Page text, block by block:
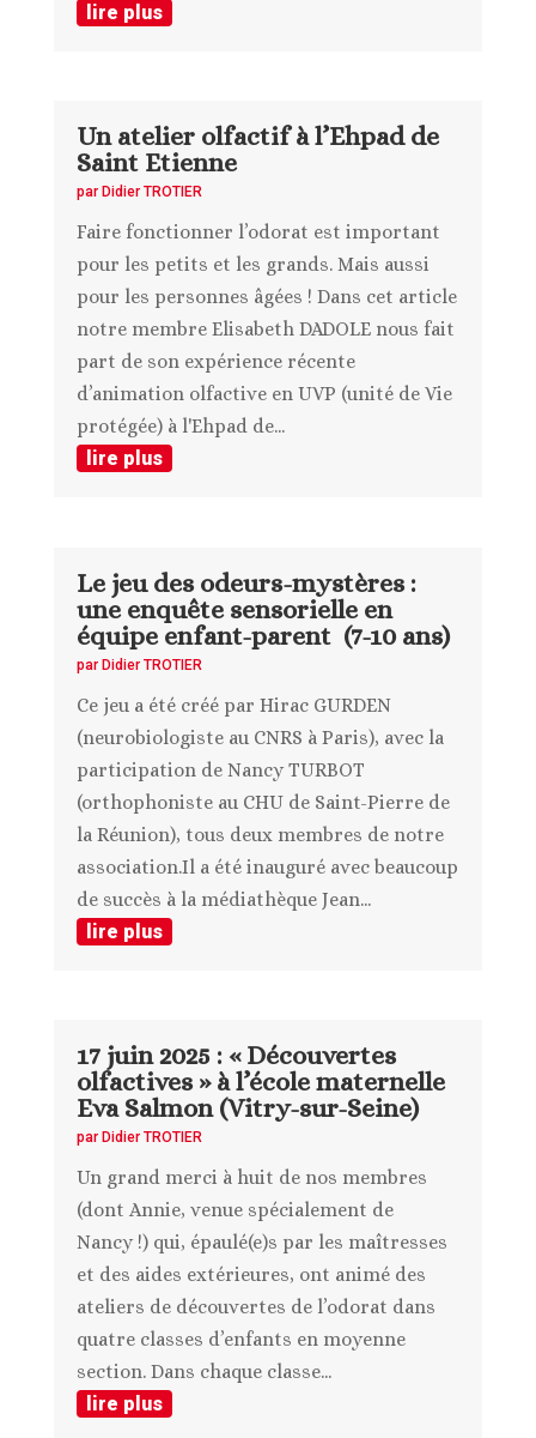
lire plus
Un atelier olfactif à l’Ehpad de
Saint Etienne
par Didier TROTIER
Faire fonctionner l’odorat est important
pour les petits et les grands. Mais aussi
pour les personnes âgées ! Dans cet article
notre membre Elisabeth DADOLE nous fait
part de son expérience récente
d’animation olfactive en UVP (unité de Vie
protégée) à l'Ehpad de...
lire plus
Le jeu des odeurs-mystères :
une enquête sensorielle en
équipe enfant-parent (7-10 ans)
par Didier TROTIER
Ce jeu a été créé par Hirac GURDEN
(neurobiologiste au CNRS à Paris), avec la
participation de Nancy TURBOT
(orthophoniste au CHU de Saint-Pierre de
la Réunion), tous deux membres de notre
association.Il a été inauguré avec beaucoup
de succès à la médiathèque Jean...
lire plus
17 juin 2025 : « Découvertes
olfactives » à l’école maternelle
Eva Salmon (Vitry-sur-Seine)
par Didier TROTIER
Un grand merci à huit de nos membres
(dont Annie, venue spécialement de
Nancy !) qui, épaulé(e)s par les maîtresses
et des aides extérieures, ont animé des
ateliers de découvertes de l’odorat dans
quatre classes d’enfants en moyenne
section. Dans chaque classe...
lire plus